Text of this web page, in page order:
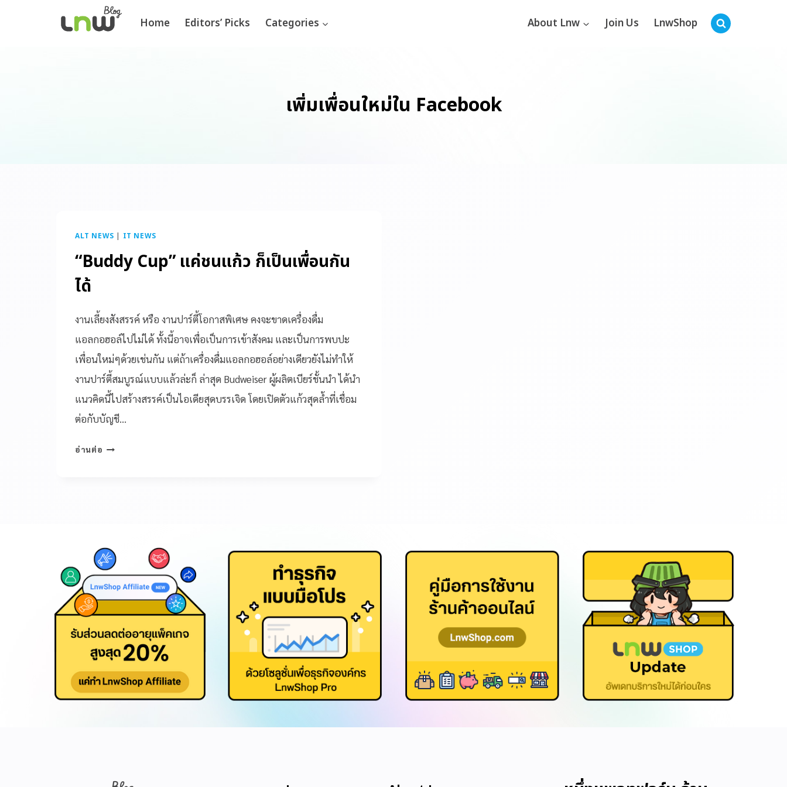
Home Editors’ Picks Categories About Lnw Join Us LnwShop
เพิ่มเพื่อนใหม่ใน Facebook
ALT NEWS | IT NEWS
“Buddy Cup” แค่ชนแก้ว ก็เป็นเพื่อนกัน
ได้
งานเลี้ยงสังสรรค์ หรือ งานปาร์ตี้โอกาสพิเศษ คงจะขาดเครื่องดื่ม
แอลกอฮอล์ไปไม่ได้ ทั้งนี้อาจเพื่อเป็นการเข้าสังคม และเป็นการพบปะ
เพื่อนใหม่ๆด้วยเช่นกัน แต่ถ้าเครื่องดื่มแอลกอฮอล์อย่างเดียวยังไม่ทำให้
งานปาร์ตี้สมบูรณ์แบบแล้วล่ะก็ ล่าสุด Budweiser ผู้ผลิตเบียร์ชั้นนำ ได้นำ
แนวคิดนี้ไปสร้างสรรค์เป็นไอเดียสุดบรรเจิด โดยเปิดตัวแก้วสุดล้ำที่เชื่อม
ต่อกับบัญชี…
อ่านต่อ